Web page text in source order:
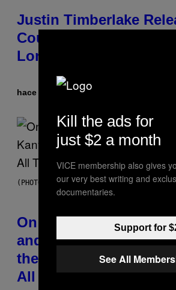
Justin Timberlake
Country-Inspired
Long Before It Became
hace 1 hora PorCaleb Catlin
(PHOTO BY DANIEL BOCZARSKI/GETTY
On This Day 15 Years
and Kanye West
the Best Collaborative
All Time
Kill the ads for
just $2 a month
VICE membership also gives
our very best writing and
documentaries.
Support for
See All